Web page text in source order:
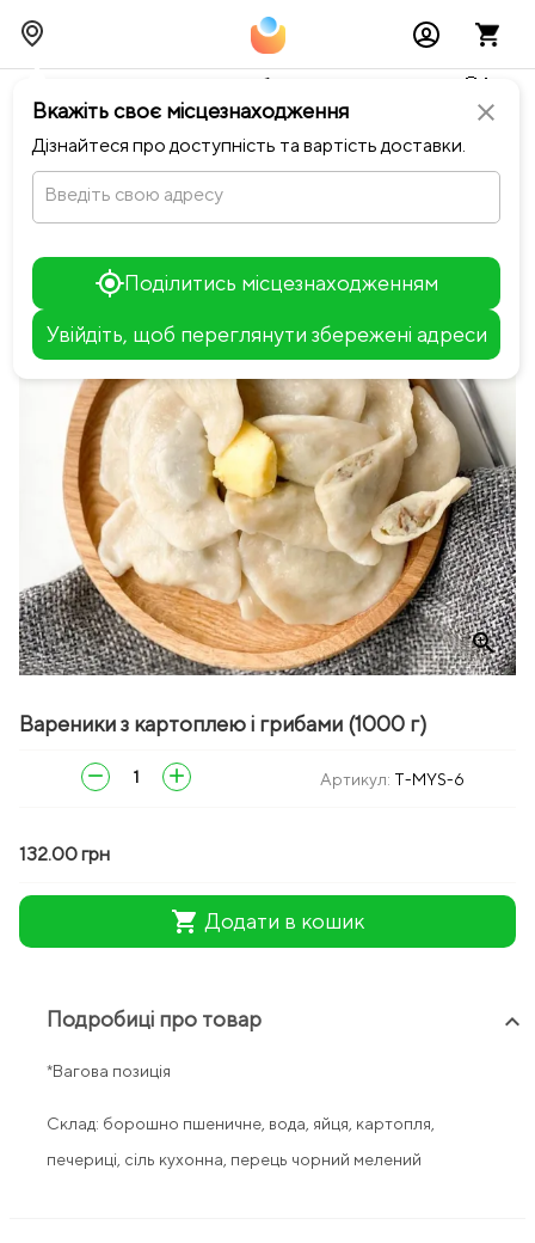
close
Вкажіть своє місцезнаходження
Дізнайтеся про доступність та вартість доставки.
Введіть свою адресу
Поділитись місцезнаходженням
Увійдіть, щоб переглянути збережені адреси
−
Тимчасово можливі перебої із онлайн оплатами🥺🔧
chevron_leftПовернутися до Миска
zoom_in
Вареники з картоплею і грибами (1000 г)
remove add Артикул: T-MYS-6
132.00 грн
shopping_cart Додати в кошик
Подробиці про товар keyboard_arrow_up
*Вагова позиція
Склад: борошно пшеничне, вода, яйця, картопля,
печериці, сіль кухонна, перець чорний мелений